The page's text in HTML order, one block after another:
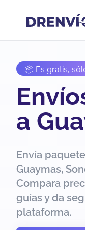
📦 Es gratis,
a
Envía
Guaymas,
Compara
guías y da
plataforma.